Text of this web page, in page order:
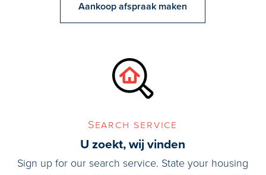
Aankoop afspraak maken
Search service
U zoekt, wij vinden
Sign up for our search service. State your housing